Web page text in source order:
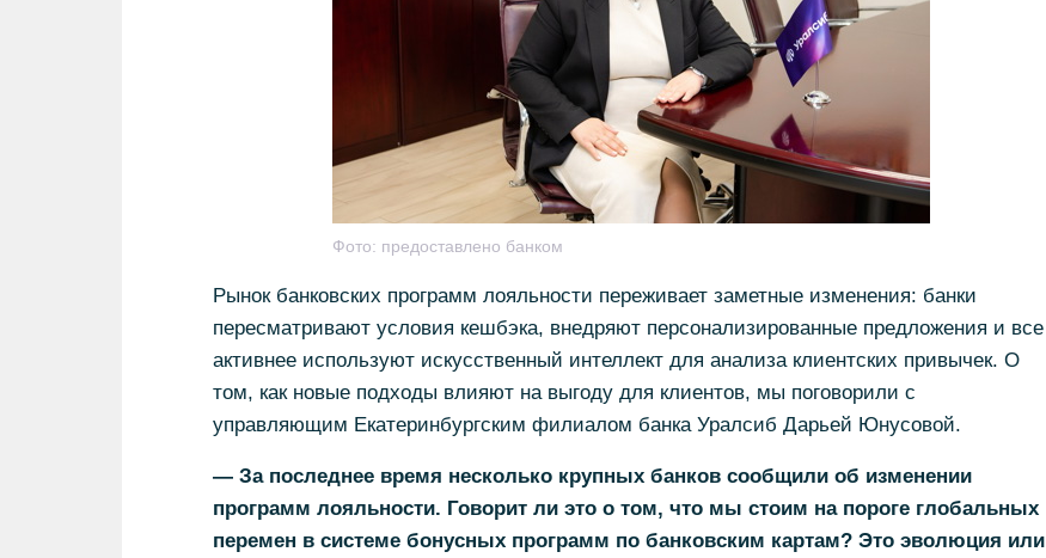
Фото: предоставлено банком
Рынок банковских программ лояльности переживает заметные изменения: банки
пересматривают условия кешбэка, внедряют персонализированные предложения и все
активнее используют искусственный интеллект для анализа клиентских привычек. О
том, как новые подходы влияют на выгоду для клиентов, мы поговорили с
управляющим Екатеринбургским филиалом банка Уралсиб Дарьей Юнусовой.
— За последнее время несколько крупных банков сообщили об изменении
программ лояльности. Говорит ли это о том, что мы стоим на пороге глобальных
перемен в системе бонусных программ по банковским картам? Это эволюция или